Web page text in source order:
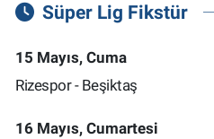
Süper Lig Fikstür
15 Mayıs, Cuma
Rizespor - Beşiktaş
16 Mayıs, Cumartesi